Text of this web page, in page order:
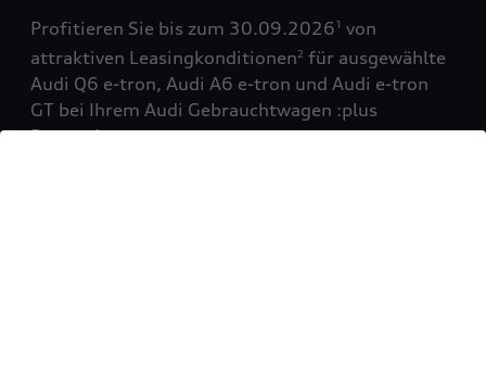
Profitieren Sie bis zum 30.09.20261 von
attraktiven Leasingkonditionen2 für ausgewählte
Audi Q6 e-tron, Audi A6 e-tron und Audi e-tron
GT bei Ihrem Audi Gebrauchtwagen :plus
Partner!